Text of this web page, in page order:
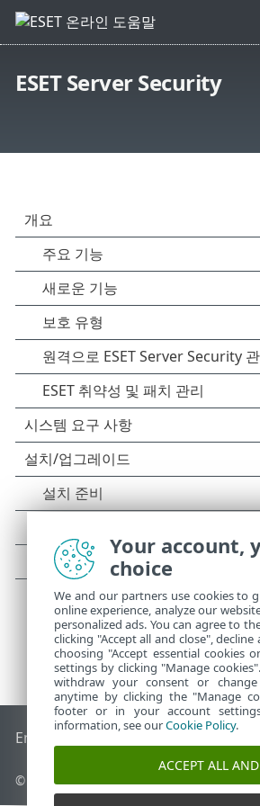
ESET Server Security
End of Life ESET 지식 베이스 ESET 포럼
© 1992 - 2025 ESET, spol. s r.o. - All
Your account,
choice
We and our partners use cookies to
online experience, analyze our
personalized ads. You can agree to
clicking "Accept all and close",
choosing "Accept essential cookies
settings by clicking "Manage
withdraw your consent or
anytime by clicking the "Manage
footer or in your account
information, see ourCookie Policy.
ACCEPT ALL